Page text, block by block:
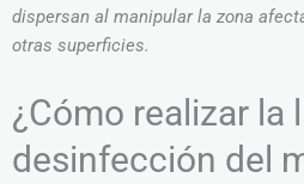
dispersan al manipular la zona
otras superficies.
¿Cómo realizar la
desinfección del